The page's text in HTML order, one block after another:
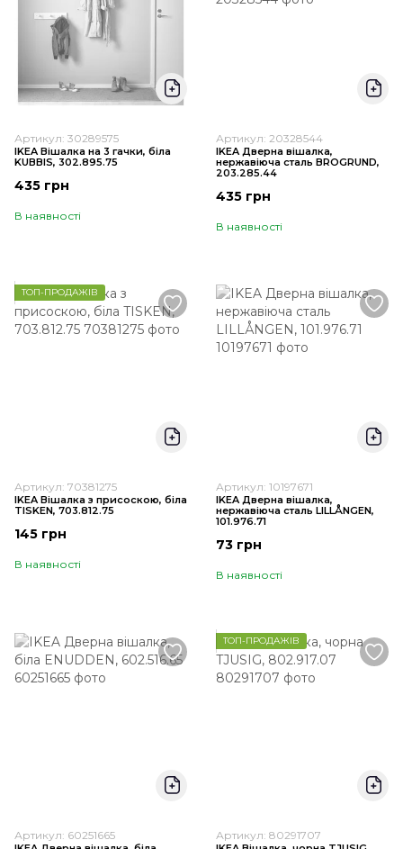
Артикул: 30289575
IKEA Вішалка на 3 гачки, біла
KUBBIS, 302.895.75
435 грн
В наявності
Артикул: 20328544
IKEA Дверна вішалка,
нержавіюча сталь BROGRUND,
203.285.44
435 грн
В наявності
ТОП-ПРОДАЖІВ
Артикул: 70381275
IKEA Вішалка з присоскою, біла
TISKEN, 703.812.75
145 грн
В наявності
Артикул: 10197671
IKEA Дверна вішалка,
нержавіюча сталь LILLÅNGEN,
101.976.71
73 грн
В наявності
Артикул: 60251665
ТОП-ПРОДАЖІВ
Артикул: 80291707